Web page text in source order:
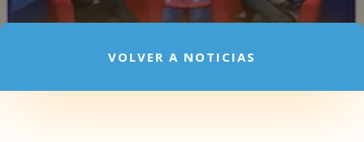
VOLVER A NOTICIAS